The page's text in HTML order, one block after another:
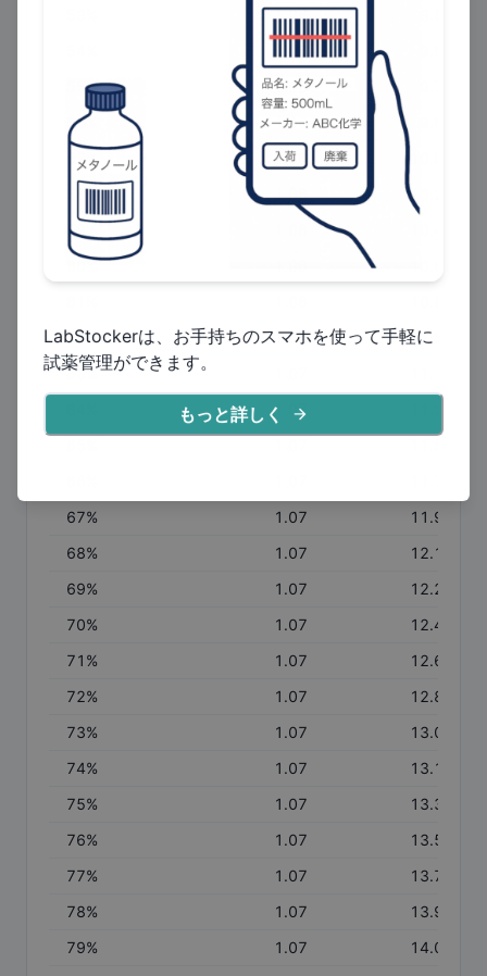
1.06
55% 1.06
56% 1.06
57 % 1.06
58% 1.06
10.27
59
%
62% 1.07
11.00
63%
1.07
67% 1.07
11.92
68% 1.07
12.10
69% 1.07
12.28
70% 1.07
12.46
71 % 1.07
12.64
72% 1.07
12.82
73% 1.07
13.00
74% 1.07
13.18
75% 1.07
13.36
76% 1.07
13.54
77% 1.07
13.72
78% 1.07
13.90
79% 1.07
14.07
LabStockerは、お手持ちのスマホを使って手軽に
試薬管理ができます。
もっと詳しく